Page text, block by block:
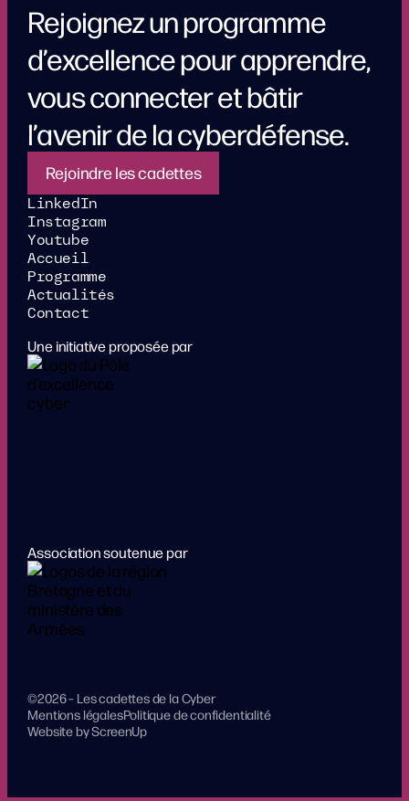
Rejoignez un programme
d’excellence pour apprendre,
vous connecter et bâtir
l’avenir de la cyberdéfense.
Rejoindre les cadettes
Une initiative proposée par
Association soutenue par
Accueil
Programme
Actualités
Contact
LinkedIn
Instagram
Youtube
©2026 – Les cadettes de la Cyber
Mentions légalesPolitique de confidentialité
Website by ScreenUp